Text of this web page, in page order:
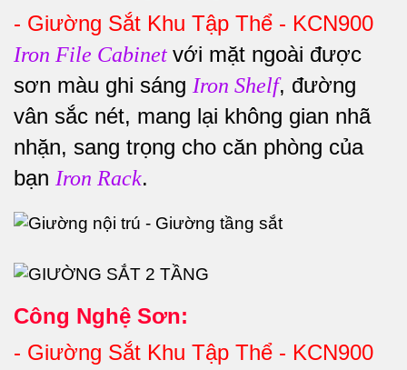
- Giường Sắt Khu Tập Thể - KCN900
Iron File Cabinet với mặt ngoài được
sơn màu ghi sáng Iron Shelf, đường
vân sắc nét, mang lại không gian nhã
nhặn, sang trọng cho căn phòng của
bạn Iron Rack.
Công Nghệ Sơn:
- Giường Sắt Khu Tập Thể - KCN900